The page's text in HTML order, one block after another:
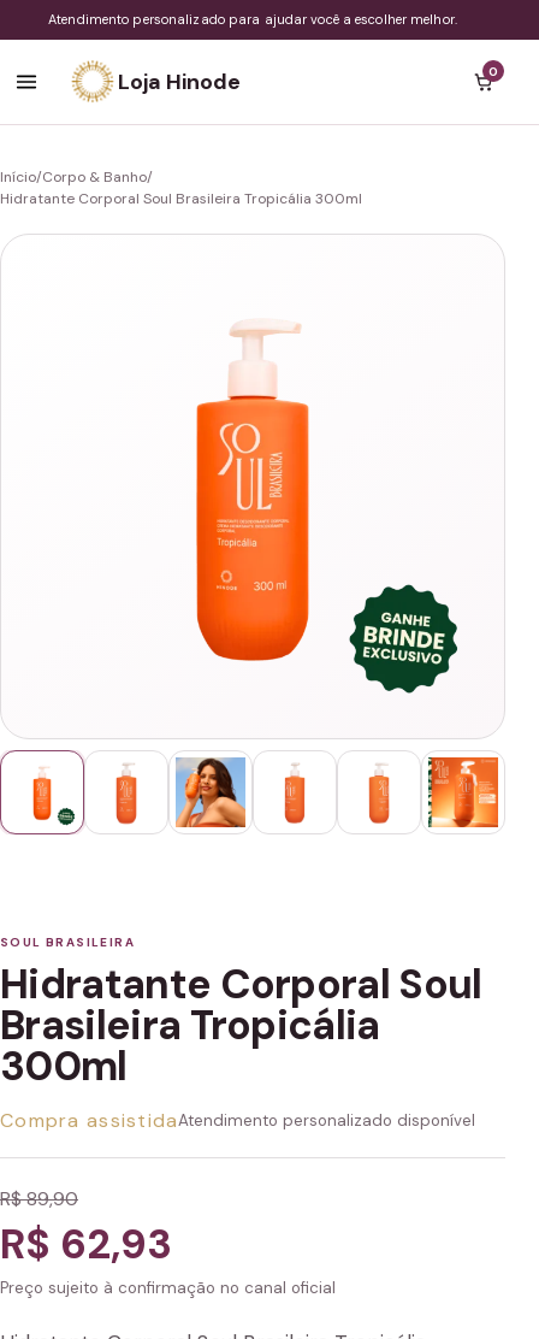
Atendimento personalizado para ajudar você a escolher melhor.
Loja Hinode 0
Início/Corpo & Banho/
Hidratante Corporal Soul Brasileira Tropicália 300ml
SOUL BRASILEIRA
Hidratante Corporal Soul
Brasileira Tropicália
300ml
Compra assistidaAtendimento personalizado disponível
R$ 89,90
R$ 62,93
Preço sujeito à confirmação no canal oficial